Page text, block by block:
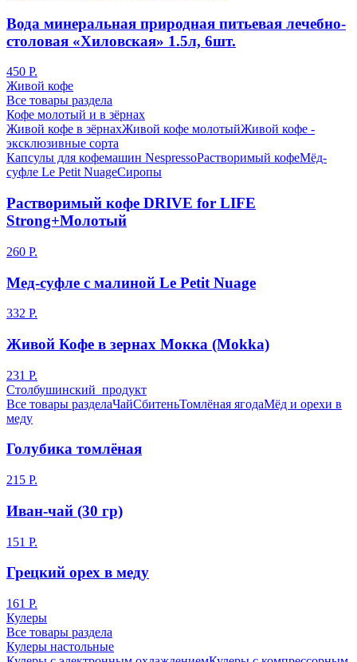
Вода минеральная природная питьевая лечебно-
столовая «Хиловская» 1.5л, 6шт.
450 Р.
Живой кофе
Все товары раздела
Кофе молотый и в зёрнах
Живой кофе в зёрнахЖивой кофе молотыйЖивой кофе -
эксклюзивные сорта
Капсулы для кофемашин NespressoРастворимый кофеМёд-
суфле Le Petit NuageСиропы
Растворимый кофе DRIVE for LIFE
Strong+Молотый
260 Р.
Мед-суфле с малиной Le Petit Nuage
332 Р.
Живой Кофе в зернах Мокка (Mokka)
231 Р.
Столбушинский продукт
Все товары разделаЧайСбитеньТомлёная ягодаМёд и орехи в
меду
Голубика томлёная
215 Р.
Иван-чай (30 гр)
151 Р.
Грецкий орех в меду
161 Р.
Кулеры
Все товары раздела
Кулеры настольные